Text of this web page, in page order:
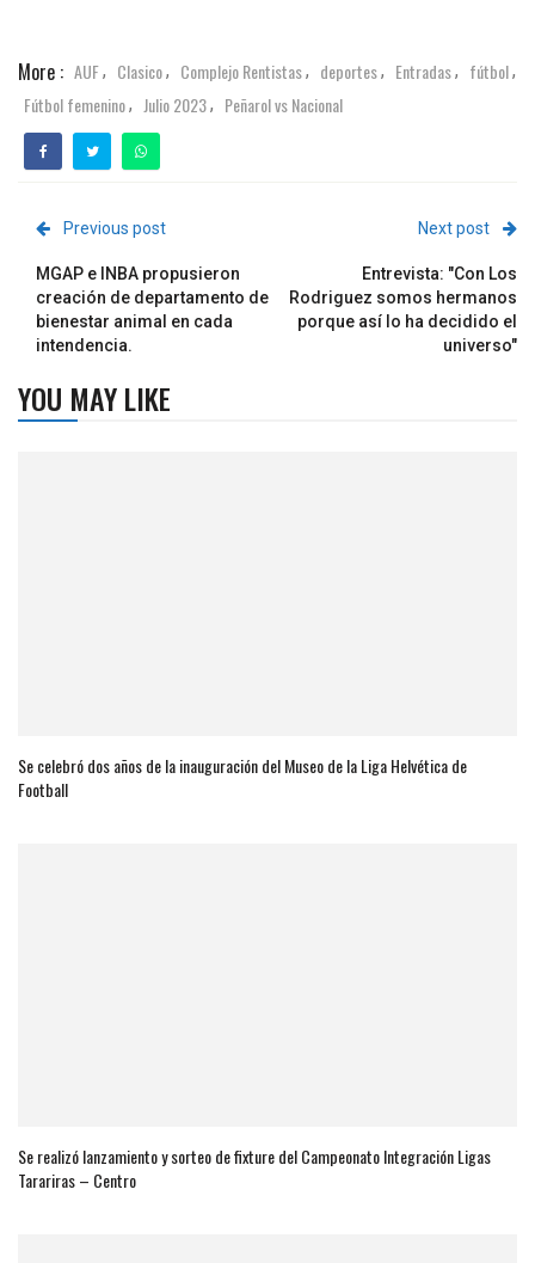
More : AUF, Clasico, Complejo Rentistas, deportes, Entradas, fútbol,
Fútbol femenino, Julio 2023, Peñarol vs Nacional
Previous post
MGAP e INBA propusieron
creación de departamento de
bienestar animal en cada
intendencia.
Next post
Entrevista: "Con Los
Rodriguez somos hermanos
porque así lo ha decidido el
universo"
YOU MAY LIKE
Se celebró dos años de la inauguración del Museo de la Liga Helvética de
Football
Se realizó lanzamiento y sorteo de fixture del Campeonato Integración Ligas
Tarariras – Centro